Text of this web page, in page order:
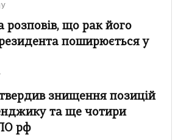
розповів, що рак його
поширюється у
знищення позицій
та ще чотири
рф